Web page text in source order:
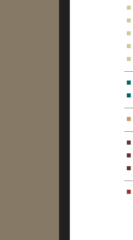
■
■
■
■
■
■
■
■
■
■
■
■